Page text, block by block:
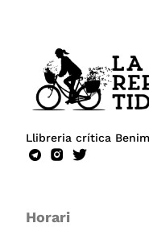
Llibreria crítica
Horari